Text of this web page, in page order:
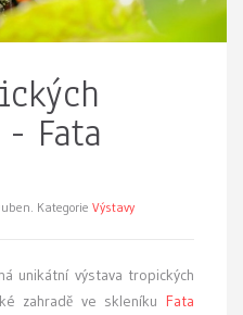
Fata
Kategorie Výstavy
unikátní výstava tropických
zahradě ve skleníku Fata